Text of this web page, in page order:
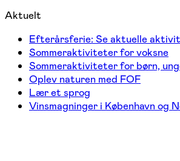
Aktuelt
Efterårsferie: Se aktuelle
Sommeraktiviteter for voksne
Sommeraktiviteter for børn,
Oplev naturen med FOF
Lær et sprog
Vinsmagninger i København og